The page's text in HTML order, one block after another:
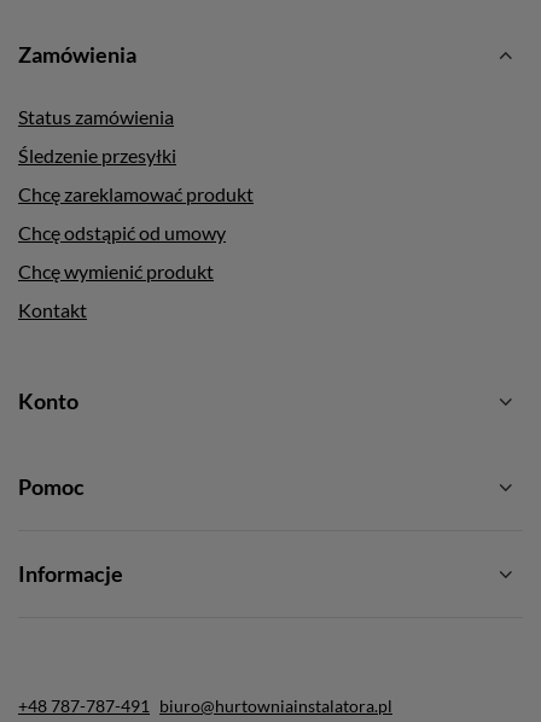
Zamówienia
Status zamówienia
Śledzenie przesyłki
Chcę zareklamować produkt
Chcę odstąpić od umowy
Chcę wymienić produkt
Kontakt
Konto
Pomoc
Informacje
+48 787-787-491 biuro@hurtowniainstalatora.pl